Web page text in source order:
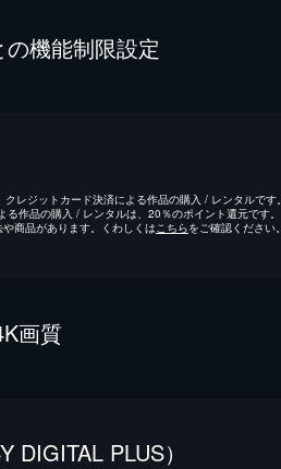
機能制限設定
レジットカード決済による作品の購入 / レンタルです。
作品の購入 / レンタルは、20％のポイント還元です。
商品があります。くわしくは こちらをご確認ください。
画質
DIGITAL PLUS）